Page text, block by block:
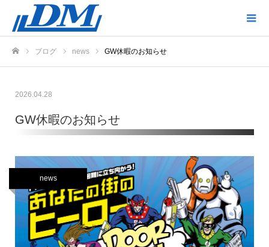
ブログ news GW休暇のお知らせ
2026.04.28
GW休暇のお知らせ
news